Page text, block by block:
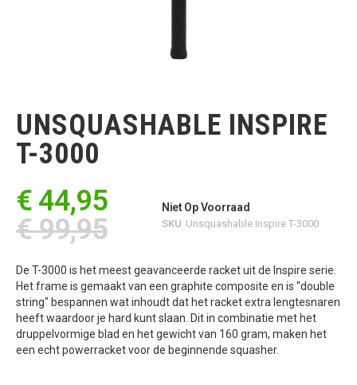
begin
van
de
afbeeldingen-
UNSQUASHABLE INSPIRE
T-3000
€ 44,95
€ 99,95
Niet Op Voorraad
SKU Unsquashable Inspire T-3000
De T-3000 is het meest geavanceerde racket uit de Inspire serie.
Het frame is gemaakt van een graphite composite en is "double
string" bespannen wat inhoudt dat het racket extra lengtesnaren
heeft waardoor je hard kunt slaan. Dit in combinatie met het
druppelvormige blad en het gewicht van 160 gram, maken het
een echt powerracket voor de beginnende squasher.